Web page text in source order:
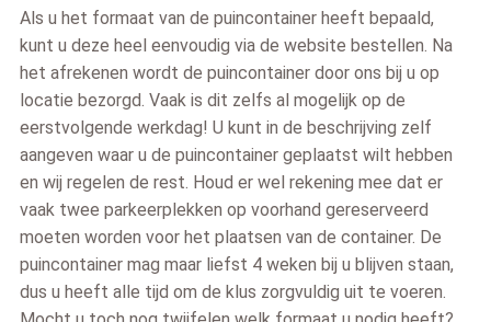
Als u het formaat van de puincontainer heeft bepaald,
kunt u deze heel eenvoudig via de website bestellen. Na
het afrekenen wordt de puincontainer door ons bij u op
locatie bezorgd. Vaak is dit zelfs al mogelijk op de
eerstvolgende werkdag! U kunt in de beschrijving zelf
aangeven waar u de puincontainer geplaatst wilt hebben
en wij regelen de rest. Houd er wel rekening mee dat er
vaak twee parkeerplekken op voorhand gereserveerd
moeten worden voor het plaatsen van de container. De
puincontainer mag maar liefst 4 weken bij u blijven staan,
dus u heeft alle tijd om de klus zorgvuldig uit te voeren.